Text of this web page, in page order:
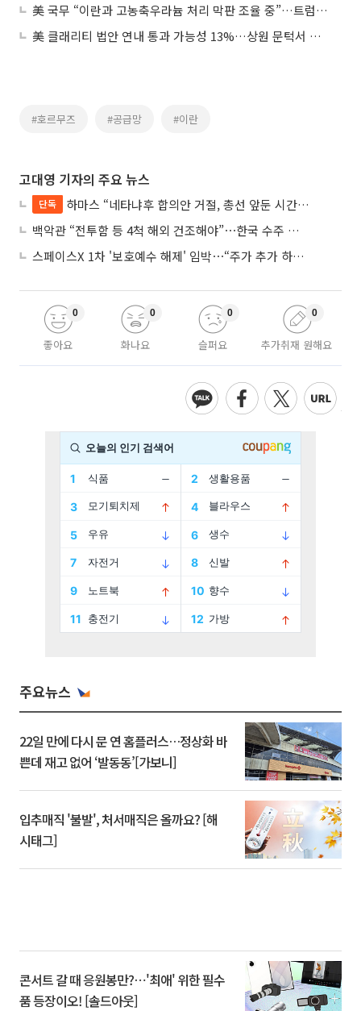
美 국무 “이란과 고농축우라늄 처리 막판 조율 중”…트럼프, 내달 나토회의 참석할 듯
美 클래리티 법안 연내 통과 가능성 13%…상원 문턱서 제동
#호르무즈 #공급망 #이란
고대영 기자의 주요 뉴스
단독
하마스 “네타냐후 합의안 거절, 총선 앞둔 시간 끌기”
백악관 “전투함 등 4척 해외 건조해야”⋯한국 수주 기대
스페이스X 1차 '보호예수 해제' 임박⋯“주가 추가 하락 가능성”
좋아요
0
화나요
0
슬퍼요
0
추가취재 원해요
0
주요뉴스
22일 만에 다시 문 연 홈플러스…정상화 바
쁜데 재고 없어 ‘발동동’[가보니]
입추매직 '불발', 처서매직은 올까요? [해
시태그]
콘서트 갈 때 응원봉만?⋯'최애' 위한 필수
품 등장이오! [솔드아웃]